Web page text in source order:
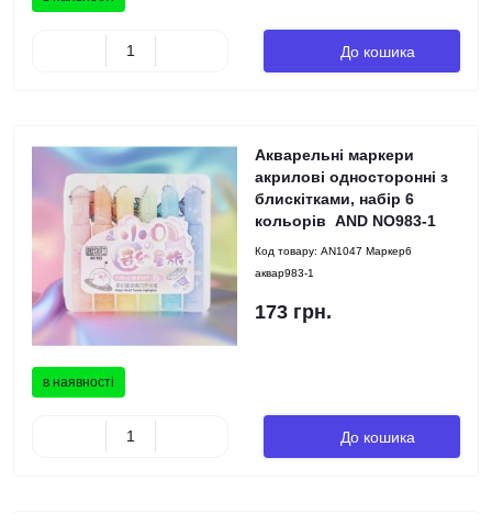
До кошика
в наявності
Акварельні маркери
акрилові односторонні з
блискітками, набір 6
кольорів AND NO983-1
Код товару: AN1047 Маркер6
аквар983-1
173 грн.
До кошика